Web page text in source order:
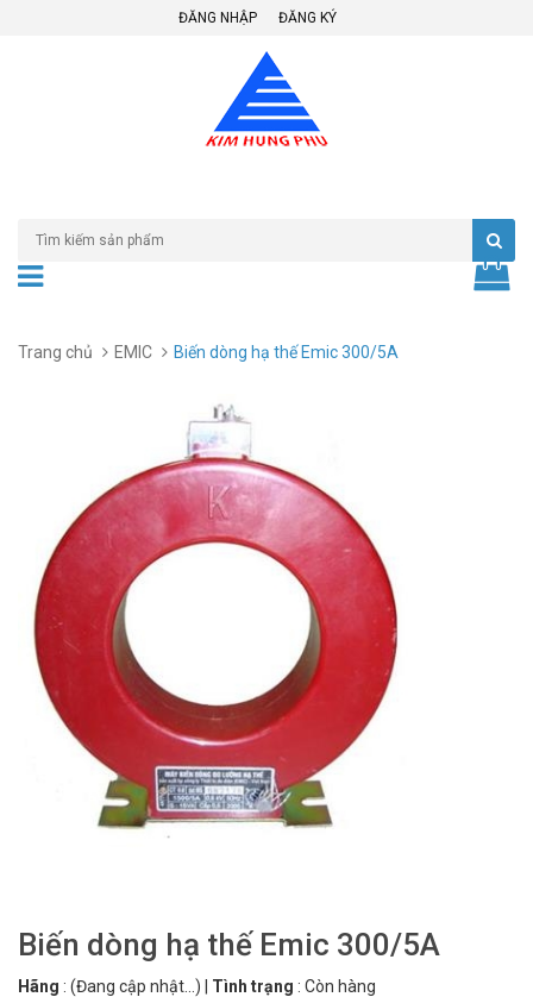
ĐĂNG NHẬP ĐĂNG KÝ
Trang chủ EMIC Biến dòng hạ thế Emic 300/5A
Biến dòng hạ thế Emic 300/5A
Hãng : (Đang cập nhật...) Tình trạng : Còn hàng